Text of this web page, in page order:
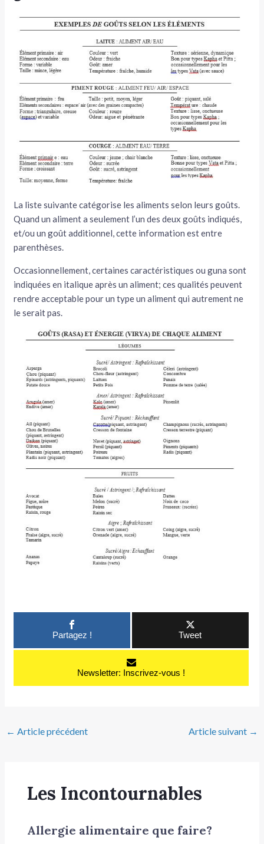
La liste suivante catégorise les aliments selon leurs goûts.
Quand un aliment a seulement l’un des deux goûts indiqués,
et/ou un goût additionnel, cette information est entre
parenthèses.
Occasionnellement, certaines caractéristiques ou guna sont
indiquées en italique après un aliment; ces qualités peuvent
rendre acceptable pour un type un aliment qui autrement ne
le serait pas.
Partagez ! Tweet
Newsletter: Inscrivez-vous !
← Article précédent Article suivant →
Les Incontournables
Allergie alimentaire que faire?